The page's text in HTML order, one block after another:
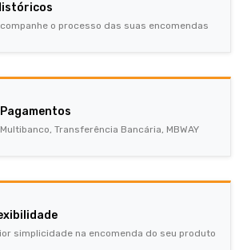
o processo das suas encomendas
Pagamentos
Multibanco, Transferência Bancária, MBWAY
simplicidade na encomenda do seu produto